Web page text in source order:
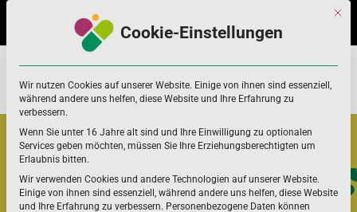
navigation
content
Home Nährstoffe und weitere
Vitamine
Niacin (Vitamin B3)
VITAMINE
Mit
Cookie-Einstellungen
Wir nutzen Cookies auf unserer Website. Einige von ihnen sind essenziell,
während andere uns helfen, diese Website und Ihre Erfahrung zu
verbessern.
Wenn Sie unter 16 Jahre alt sind und Ihre Einwilligung zu optionalen
Services geben möchten, müssen Sie Ihre Erziehungsberechtigten um
Erlaubnis bitten.
Wir verwenden Cookies und andere Technologien auf unserer Website.
Einige von ihnen sind essenziell, während andere uns helfen, diese Website
und Ihre Erfahrung zu verbessern. Personenbezogene Daten können